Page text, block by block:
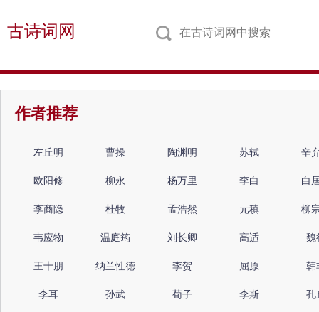
古诗词网
作者推荐
左丘明 曹操 陶渊明 苏轼 辛
欧阳修 柳永 杨万里 李白 白
李商隐 杜牧 孟浩然 元稹 柳
韦应物 温庭筠 刘长卿 高适 魏
王十朋 纳兰性德 李贺 屈原 韩
李耳 孙武 荀子 李斯 孔